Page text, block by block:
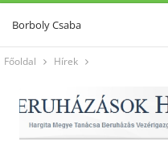
Borboly Csaba
Főoldal Hírek